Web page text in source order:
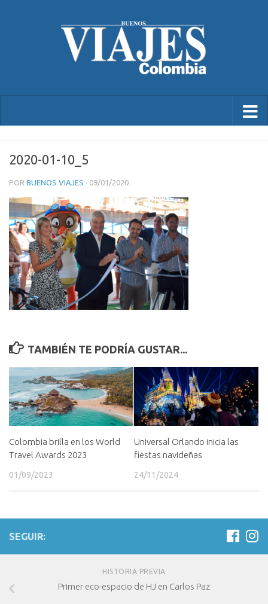
2020-01-10_5
POR BUENOS VIAJES · 09/01/2020
TAMBIÉN TE PODRÍA GUSTAR...
Colombia brilla en los World
Travel Awards 2023
01/09/2023
Universal Orlando inicia las
fiestas navideñas
24/11/2024
SEGUIR:
HISTORIA PREVIA
Primer eco-espacio de HJ en Carlos Paz